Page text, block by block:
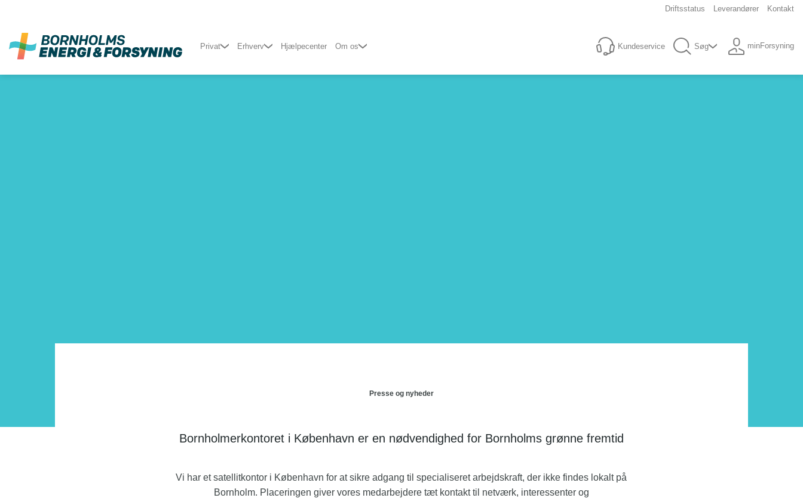
indhold
Driftsstatus Leverandører Kontakt
Privat Erhverv Hjælpecenter Om os Kundeservice Søg minForsyning
Presse og nyheder
Bornholmerkontoret i København er en nødvendighed for Bornholms grønne fremtid
Vi har et satellitkontor i København for at sikre adgang til specialiseret arbejdskraft, der ikke findes lokalt på
Bornholm. Placeringen giver vores medarbejdere tæt kontakt til netværk, interessenter og